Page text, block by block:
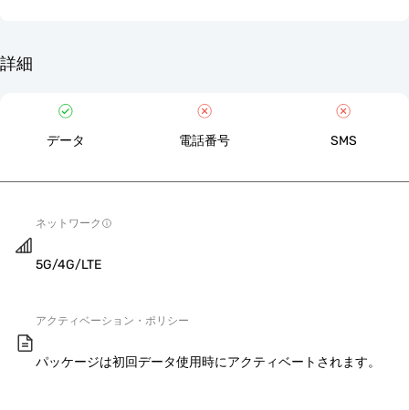
詳細
データ 電話番号 SMS
ネットワーク
5G/4G/LTE
アクティベーション・ポリシー
パッケージは初回データ使用時にアクティベートされます。